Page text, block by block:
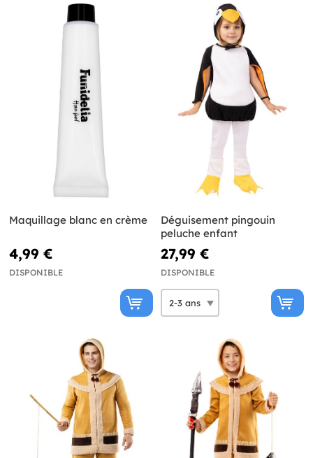
Maquillage blanc en crème
4,99 €
DISPONIBLE
Déguisement pingouin
peluche enfant
27,99 €
DISPONIBLE